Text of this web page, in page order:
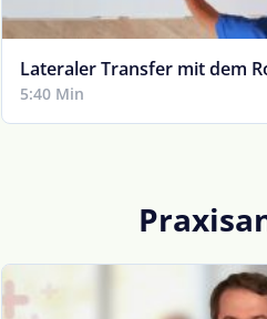
Lateraler Transfer mit dem
5:40 Min